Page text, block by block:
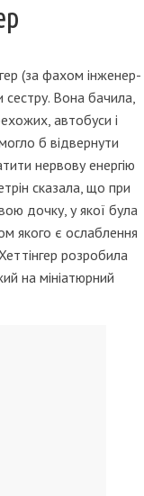
(за фахом інженер-
сестру. Вона бачила,
автобуси і
б відвернути
нервову енергію
сказала, що при
дочку, у якої була
якого є ослаблення
розробила
на мініатюрний